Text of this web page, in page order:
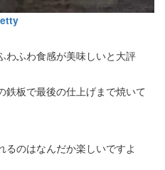
わふわ食感が美味しいと大評
鉄板で最後の仕上げまで焼いて
るのはなんだか楽しいですよ